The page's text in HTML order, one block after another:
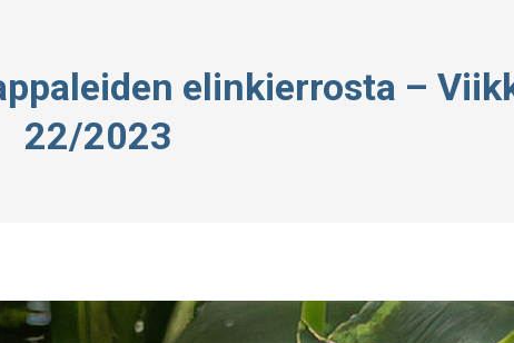
elinkierrosta –
22/2023